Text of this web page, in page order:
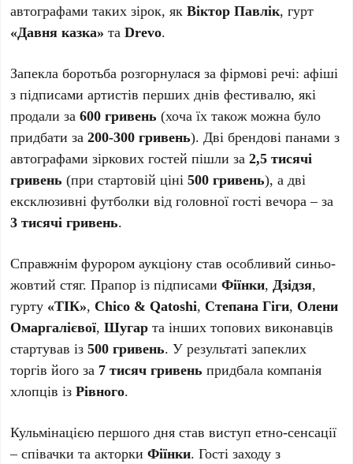
автографами таких зірок, якВіктор Павлік, гурт
«Давня казка» таDrevo.
Запекла боротьба розгорнулася за фірмові речі: афіші
з підписами артистів перших днів фестивалю, які
продали за600 гривень (хоча їх також можна було
придбати за200-300 гривень). Дві брендові панами з
автографами зіркових гостей пішли за2,5 тисячі
гривень (при стартовій ціні500 гривень), а дві
ексклюзивні футболки від головної гості вечора – за
3 тисячі гривень.
Справжнім фурором аукціону став особливий синьо-
жовтий стяг. Прапор із підписамиФіїнки,Дзідзя,
гурту «ТІК», Chico & Qatoshi, Степана Гіги, Олени
Омаргалієвої,Шугар та інших топових виконавців
стартував із500 гривень. У результаті запеклих
торгів його за 7 тисяч гривень придбала компанія
хлопців ізРівного.
Кульмінацією першого дня став виступ етно-сенсації
– співачки та акторкиФіїнки. Гості заходу з